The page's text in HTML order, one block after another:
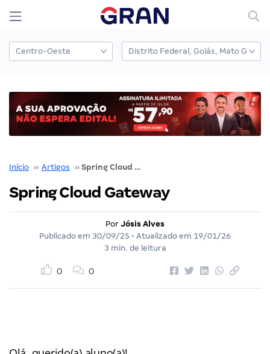
Início ›› Artigos ›› Spring Cloud Gateway
Spring Cloud Gateway
Por Jósis Alves
Publicado em 30/09/25 • Atualizado em 19/01/26
3 min. de leitura
0 0